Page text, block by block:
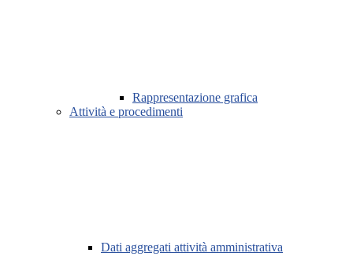
Rappresentazione grafica
Attività e procedimenti
Dati aggregati attività amministrativa